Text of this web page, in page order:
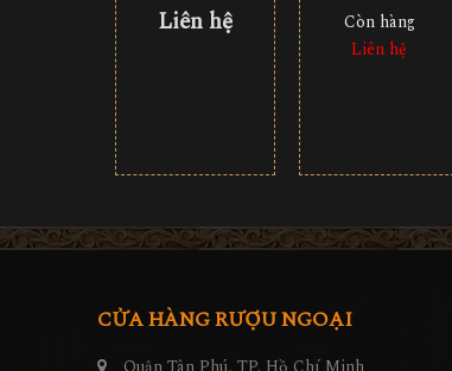
Liên hệ
Còn hàng
Liên hệ
CỬA HÀNG RƯỢU NGOẠI